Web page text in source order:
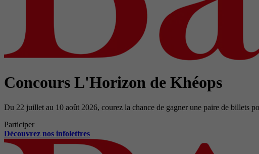
Concours L'Horizon de Khéops
Du 22 juillet au 10 août 2026, courez la chance de gagner une paire de billets
Participer
Découvrez nos infolettres